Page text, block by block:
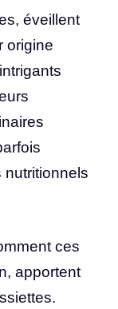
éveillent
origine
nutritionnels
ces
apportent